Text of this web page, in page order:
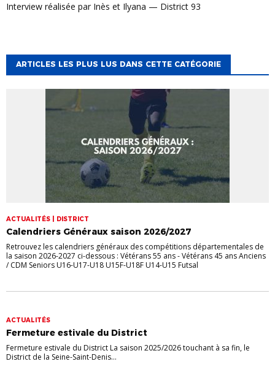
Interview réalisée par Inès et Ilyana — District 93
ARTICLES LES PLUS LUS DANS CETTE CATÉGORIE
ACTUALITÉS | DISTRICT
Calendriers Généraux saison 2026/2027
Retrouvez les calendriers généraux des compétitions départementales de
la saison 2026-2027 ci-dessous : Vétérans 55 ans - Vétérans 45 ans Anciens
/ CDM Seniors U16-U17-U18 U15F-U18F U14-U15 Futsal
ACTUALITÉS
Fermeture estivale du District
Fermeture estivale du District La saison 2025/2026 touchant à sa fin, le
District de la Seine-Saint-Denis...